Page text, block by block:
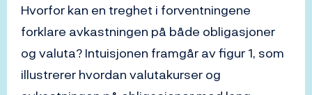
Hvorfor kan en treghet i forventningene
forklare avkastningen på både obligasjoner
og valuta? Intuisjonen framgår av figur 1, som
illustrerer hvordan valutakurser og